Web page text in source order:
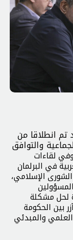
انطلاقا من
الجماعية والتوافق
وفي لقاءات
في البرلمان
الإسلامي،
لحل مشكلة
بين الحكومة
والمبدئي